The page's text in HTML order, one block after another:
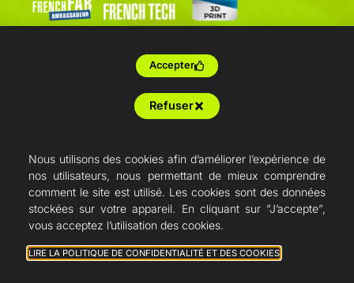
Conditions générales de vente Mention légale
Nous utilisons des cookies afin d’améliorer l’expérience de
nos utilisateurs, nous permettant de mieux comprendre
comment le site est utilisé. Les cookies sont des données
stockées sur votre appareil. En cliquant sur ”J’accepte”,
vous acceptez l’utilisation des cookies.
LIRE LA POLITIQUE DE CONFIDENTIALITÉ ET DES COOKIES
Accepter
Refuser